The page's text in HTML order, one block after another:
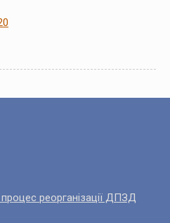
реорганізації ДПЗД